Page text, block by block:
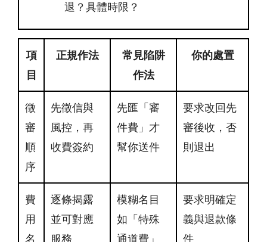
退？具體時限？
項
目
正規作法
常見陷阱
作法
你的處置
徵
審
順
序
先徵信與
風控，再
收費簽約
先匯「審
件費」才
幫你送件
要求改回先
審後收，否
則退出
費
用
名
逐條揭露
並可對應
服務
模糊名目
如「特殊
通道費」
要求明確定
義與退款條
件